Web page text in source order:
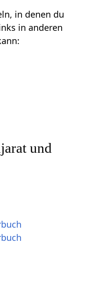
in denen du
in anderen
und